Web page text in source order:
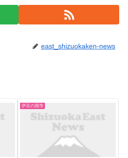
east_shizuokaken-news
伊豆の国市